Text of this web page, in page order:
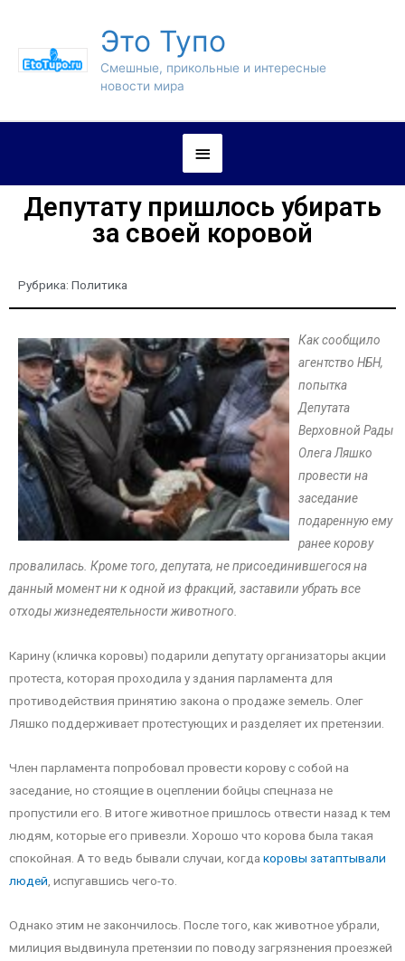
Это Тупо
Смешные, прикольные и интересные
новости мира
Депутату пришлось убирать
за своей коровой
Рубрика: Политика
Как сообщило
агентство НБН,
попытка
Депутата
Верховной Рады
Олега Ляшко
провести на
заседание
подаренную ему
ранее корову
провалилась. Кроме того, депутата, не присоединившегося на
данный момент ни к одной из фракций, заставили убрать все
отходы жизнедеятельности животного.
Карину (кличка коровы) подарили депутату организаторы акции
протеста, которая проходила у здания парламента для
противодействия принятию закона о продаже земель. Олег
Ляшко поддерживает протестующих и разделяет их претензии.
Член парламента попробовал провести корову с собой на
заседание, но стоящие в оцеплении бойцы спецназа не
пропустили его. В итоге животное пришлось отвести назад к тем
людям, которые его привезли. Хорошо что корова была такая
спокойная. А то ведь бывали случаи, когда коровы затаптывали
людей , испугавшись чего-то.
Однако этим не закончилось. После того, как животное убрали,
милиция выдвинула претензии по поводу загрязнения проезжей